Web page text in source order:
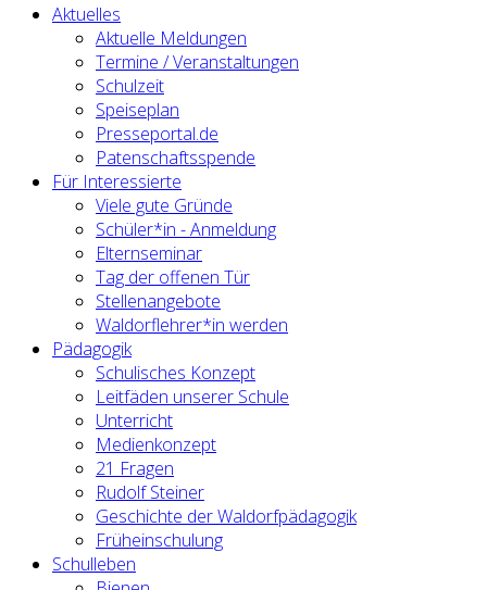
Aktuelles
Aktuelle Meldungen
Termine / Veranstaltungen
Schulzeit
Speiseplan
Presseportal.de
Patenschaftsspende
Für Interessierte
Viele gute Gründe
Schüler*in - Anmeldung
Elternseminar
Tag der offenen Tür
Stellenangebote
Waldorflehrer*in werden
Pädagogik
Schulisches Konzept
Leitfäden unserer Schule
Unterricht
Medienkonzept
21 Fragen
Rudolf Steiner
Geschichte der Waldorfpädagogik
Früheinschulung
Schulleben